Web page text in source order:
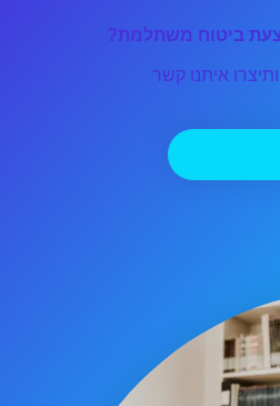
ביטוח משתלמת?
ותיצרו איתנו קשר